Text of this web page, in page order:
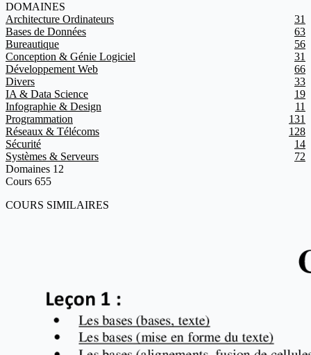
DOMAINES
Architecture Ordinateurs
31
Bases de Données
63
Bureautique
56
Conception & Génie Logiciel
31
Développement Web
66
Divers
33
IA & Data Science
19
Infographie & Design
11
Programmation
131
Réseaux & Télécoms
128
Sécurité
14
Systèmes & Serveurs
72
Domaines 12
Cours 655
COURS SIMILAIRES